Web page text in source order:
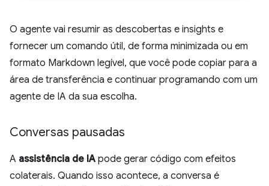
O agente vai resumir as descobertas e insights e
fornecer um comando útil, de forma minimizada ou em
formato Markdown legível, que você pode copiar para a
área de transferência e continuar programando com um
agente de IA da sua escolha.
Conversas pausadas
A assistência de IA pode gerar código com efeitos
colaterais. Quando isso acontece, a conversa é